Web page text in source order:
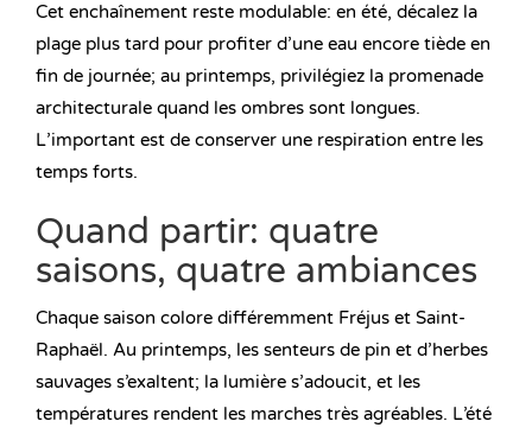
Cet enchaînement reste modulable: en été, décalez la
plage plus tard pour profiter d’une eau encore tiède en
fin de journée; au printemps, privilégiez la promenade
architecturale quand les ombres sont longues.
L’important est de conserver une respiration entre les
temps forts.
Quand partir: quatre
saisons, quatre ambiances
Chaque saison colore différemment Fréjus et Saint-
Raphaël. Au printemps, les senteurs de pin et d’herbes
sauvages s’exaltent; la lumière s’adoucit, et les
températures rendent les marches très agréables. L’été